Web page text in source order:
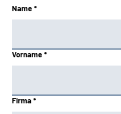
Name *
Vorname *
Firma *